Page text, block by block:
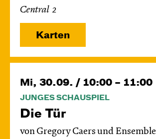
Central 2
Karten
Mi, 30.09. / 10:00 – 11:00
JUNGES SCHAUSPIEL
Die Tür
von Gregory Caers und Ensemble